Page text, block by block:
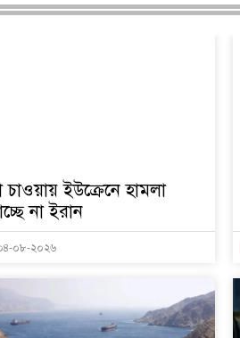
চাওয়ায় ইউক্রেনে হামলা
না ইরান
০৮-২০২৬